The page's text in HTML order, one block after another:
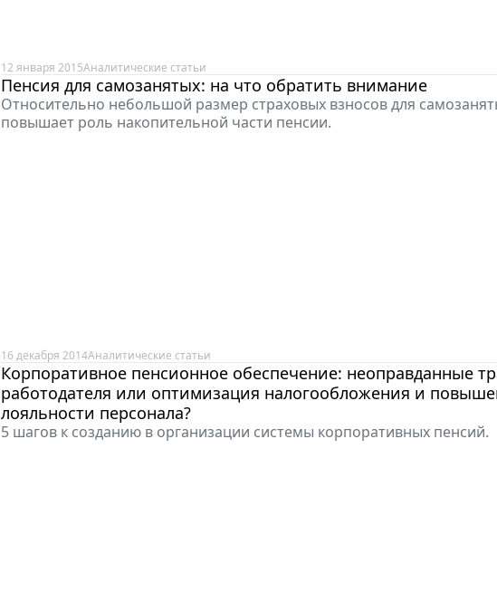
12 января 2015Аналитические статьи
Пенсия для самозанятых: на что обратить внимание
Относительно небольшой размер страховых взносов для
повышает роль накопительной части пенсии.
16 декабря 2014Аналитические статьи
Корпоративное пенсионное обеспечение: неоправданные
работодателя или оптимизация налогообложения и
лояльности персонала?
5 шагов к созданию в организации системы корпоративных пенсий.